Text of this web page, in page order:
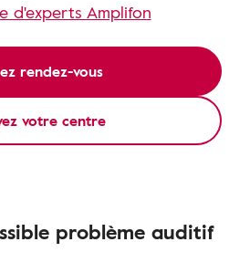
d'experts Amplifon
rendez-vous
votre centre
problème auditif